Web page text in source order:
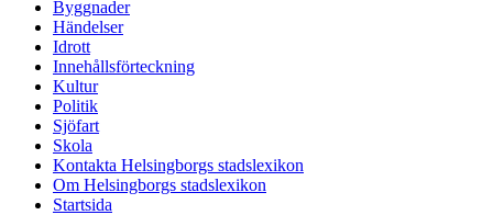
Byggnader
Händelser
Idrott
Innehållsförteckning
Kultur
Politik
Sjöfart
Skola
Kontakta Helsingborgs stadslexikon
Om Helsingborgs stadslexikon
Startsida